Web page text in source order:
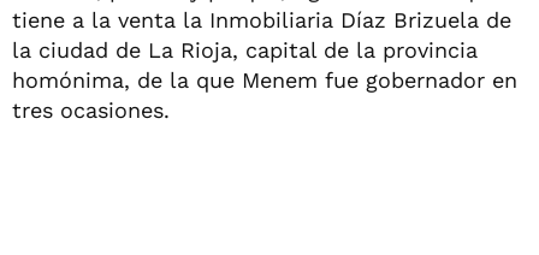
tiene a la venta la Inmobiliaria Díaz Brizuela de
la ciudad de La Rioja, capital de la provincia
homónima, de la que Menem fue gobernador en
tres ocasiones.